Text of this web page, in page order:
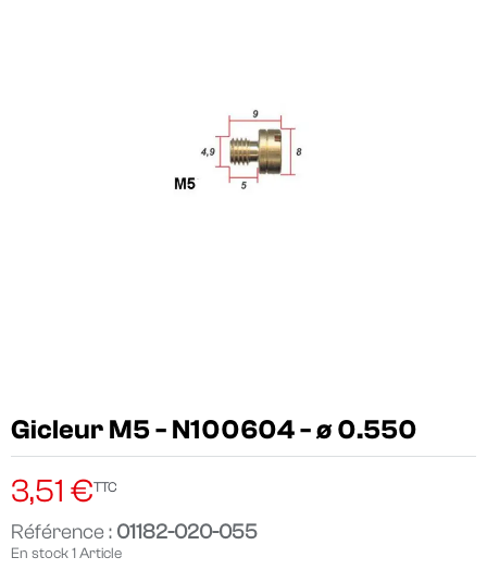
Gicleur M5 - N100604 - ø 0.550
3,51 €TTC
Référence : 01182-020-055
En stock1 Article